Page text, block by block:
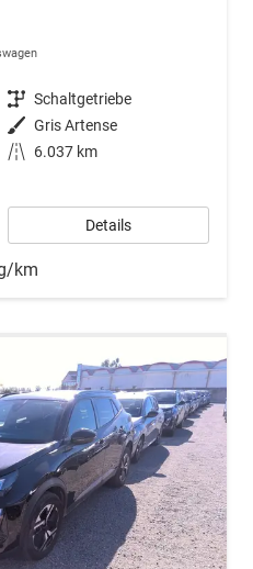
Getriebe Schaltgetriebe
Außenfarbe Gris Artense
Kilometerstand
6.037 km
Details
km